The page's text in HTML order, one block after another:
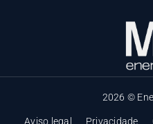
2026 ©
Aviso legal Privacidade